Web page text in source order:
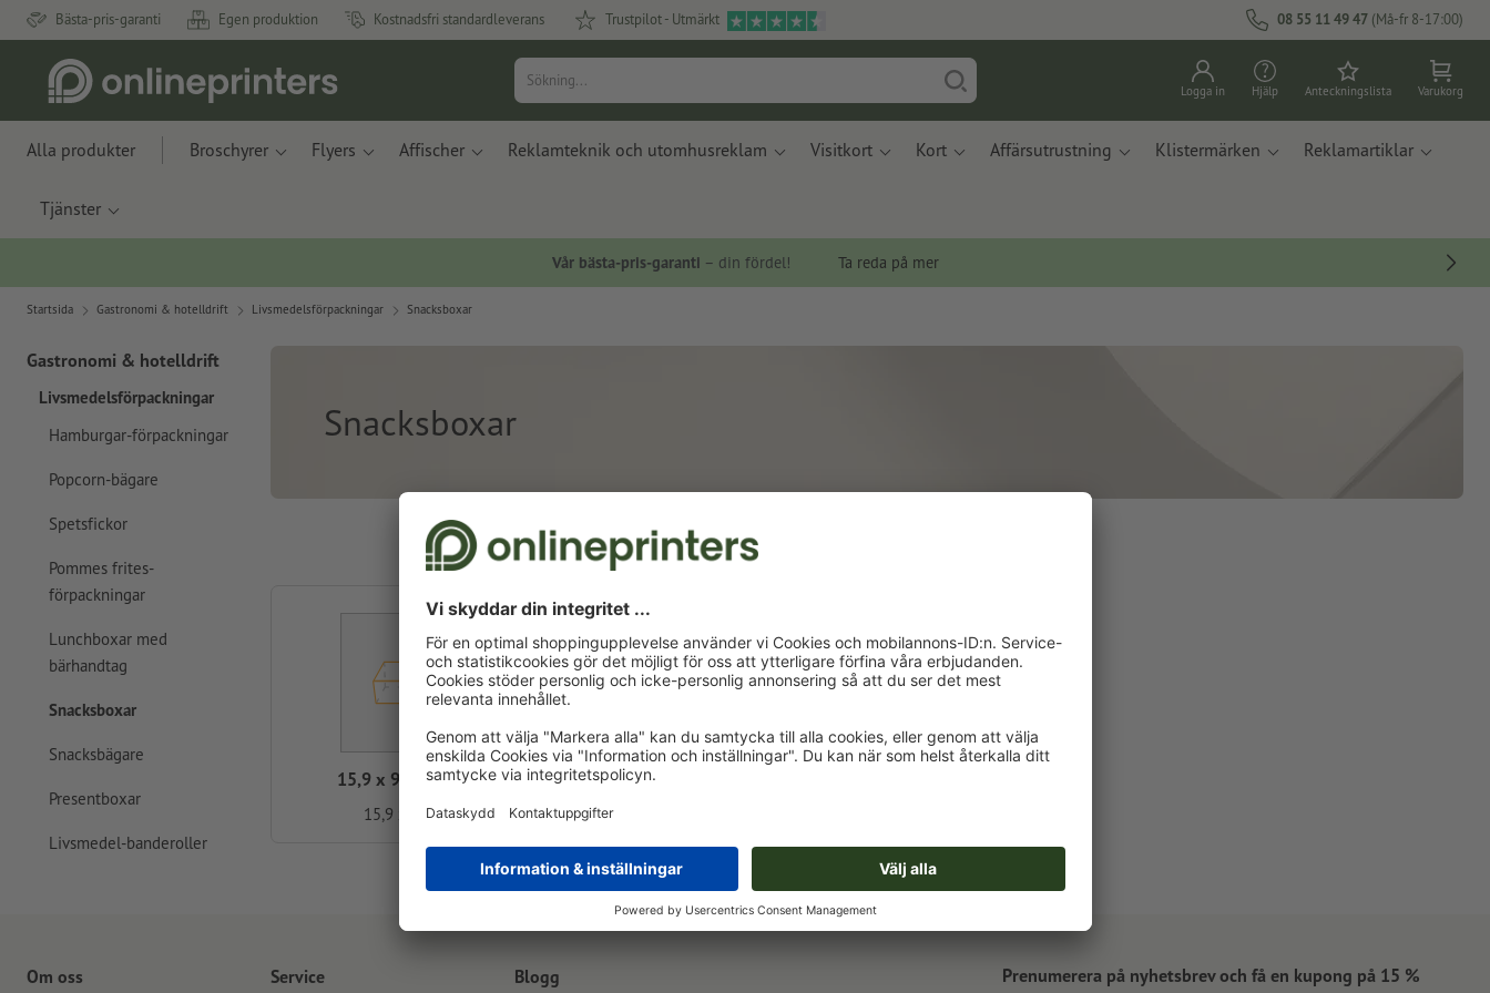
Bästa-pris-garanti Egen produktion Kostnadsfri standardleverans Trustpilot - Utmärkt 08 55 11 49 47 (Må-fr 8-17:00)
Logga in Hjälp Anteckningslista Varukorg
Alla produkter Broschyrer Flyers Affischer Reklamteknik och utomhusreklam Visitkort Kort Affärsutrustning Klistermärken Reklamartiklar
Tjänster
Vår bästa-pris-garanti – din fördel! Ta reda på mer
Startsida Gastronomi & hotelldrift Livsmedelsförpackningar Snacksboxar
Gastronomi & hotelldrift
Livsmedelsförpackningar
Hamburgar-förpackningar
Popcorn-bägare
Spetsfickor
Pommes frites-
förpackningar
Lunchboxar med
bärhandtag
Snacksboxar
Snacksbägare
Presentboxar
Livsmedel-banderoller
Snacksboxar
15,9 x 9,3 x 4,7 cm
15,9 x 4,7 cm
18,8 x 10,4 x 4,7 cm
Om oss Service Blogg Prenumerera på nyhetsbrev och få en kupong på 15 %